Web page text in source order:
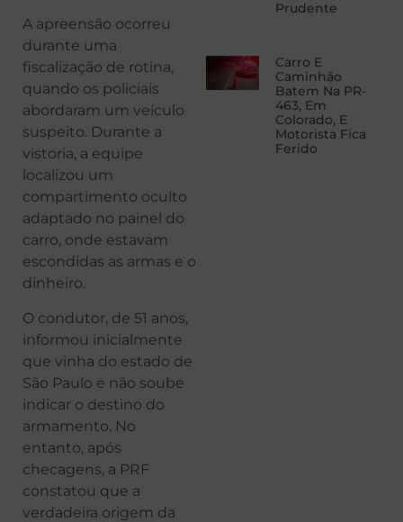
A apreensão ocorreu
durante uma
fiscalização de rotina,
quando os policiais
abordaram um veículo
suspeito. Durante a
vistoria, a equipe
localizou um
compartimento oculto
adaptado no painel do
carro, onde estavam
escondidas as armas e o
dinheiro.
O condutor, de 51 anos,
informou inicialmente
que vinha do estado de
São Paulo e não soube
indicar o destino do
armamento. No
entanto, após
checagens, a PRF
constatou que a
verdadeira origem da
Prudente
Carro E
Caminhão
Batem Na PR-
463, Em
Colorado, E
Motorista Fica
Ferido